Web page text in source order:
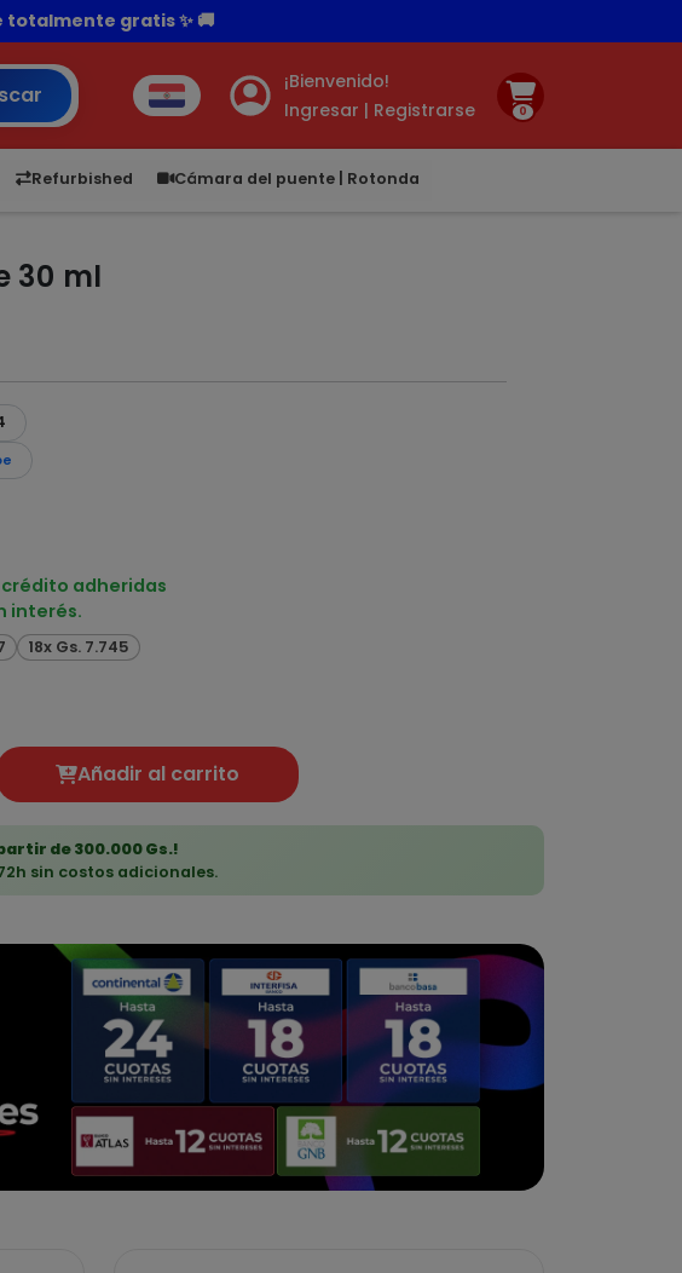
adheridas!
¡Bienvenido!
Ingresar | Registrarse
0
Refurbished Cámara del puente | Rotonda
5.22 1,900 1.00
30 ml
adheridas
interés.
18x Gs. 7.745
Añadir al carrito
de 300.000 Gs.!
sin costos adicionales.